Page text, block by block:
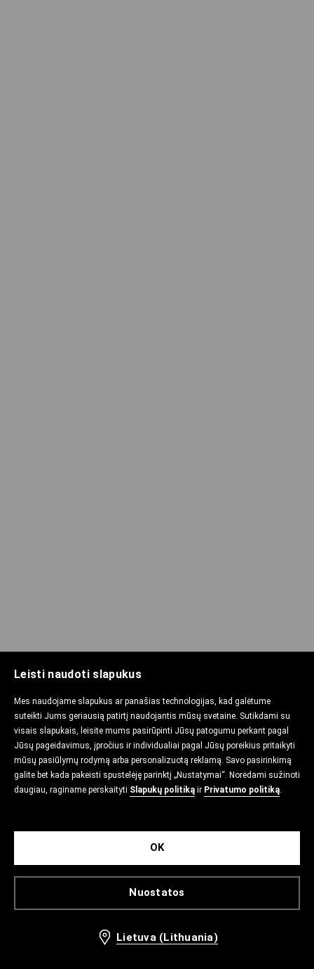
Leisti naudoti slapukus
Mes naudojame slapukus ar panašias technologijas, kad galėtume
suteikti Jums geriausią patirtį naudojantis mūsų svetaine. Sutikdami su
visais slapukais, leisite mums pasirūpinti Jūsų patogumu perkant pagal
Jūsų pageidavimus, įpročius ir individualiai pagal Jūsų poreikius pritaikyti
mūsų pasiūlymų rodymą arba personalizuotą reklamą. Savo pasirinkimą
galite bet kada pakeisti spustelėję parinktį „Nustatymai“. Norėdami sužinoti
daugiau, raginame perskaityti Slapukų politiką ir Privatumo politiką.
Nuostatos
OK
Lietuva (Lithuania)